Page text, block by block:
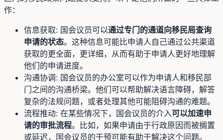
作：
信息获取: 国会议员可以通过专门的通道向移民局查询
申请的状态。这种信息可能比申请人自己通过公共渠道
获取的更全面，更详细，从而有助于申请人更好地理解
他们的申请进度。
沟通协调: 国会议员的办公室可以作为申请人和移民部
门之间的沟通桥梁。他们可以帮助解决语言障碍，解答
复杂的法规问题，或者处理其他可能阻碍沟通的难题。
流程推动: 在某些情况下，国会议员的介入可以加速申
请的审批流程。比如，如果申请由于行政原因而被搁置
或延迟，国会议员的干预可能有助于解决这个问题。